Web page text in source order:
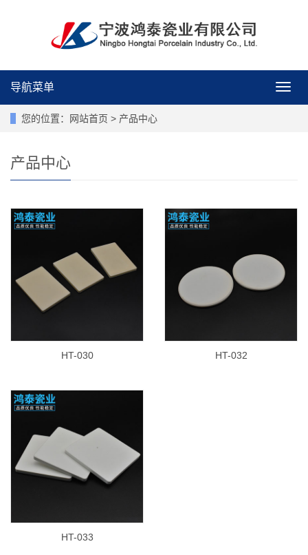
导
航
导航菜单
您的位置： 网站首页 > 产品中心
产品中心
HT-030 HT-032
HT-033